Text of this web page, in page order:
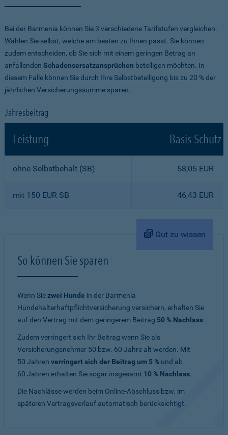
Bei der Barmenia können Sie 3 verschiedene Tarifstufen vergleichen.
Wählen Sie selbst, welche am besten zu Ihnen passt. Sie können
zudem entscheiden, ob Sie sich mit einem geringen Betrag an
anfallenden Schadensersatzansprüchen beteiligen möchten. In
diesem Falle können Sie durch Ihre Selbstbeteiligung bis zu 20 % der
jährlichen Versicherungssumme sparen.
Jahresbeitrag
Leistung Basis-Schutz
ohne Selbstbehalt (SB) 58,05 EUR
mit 150 EUR SB 46,43 EUR
Gut zu wissen
So können Sie sparen
Wenn Siezwei Hunde in der Barmenia
Hundehalterhaftpflichtversicherung versichern, erhalten Sie
auf den Vertrag mit dem geringerem Beitrag 50 % Nachlass.
Zudem verringert sich Ihr Beitrag wenn Sie als
Versicherungsnehmer 50 bzw. 60 Jahre alt werden. Mit
50 Jahren verringert sich der Beitrag um 5 % und ab
60 Jahren erhalten Sie sogar insgesamt 10 % Nachlass.
Die Nachlässe werden beim Online-Abschluss bzw. im
späteren Vertragsverlauf automatisch berücksichtigt.